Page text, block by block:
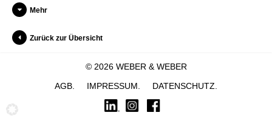
Mehr
Zurück zur Übersicht
© 2026 WEBER & WEBER
AGB
IMPRESSUM DATENSCHUTZ